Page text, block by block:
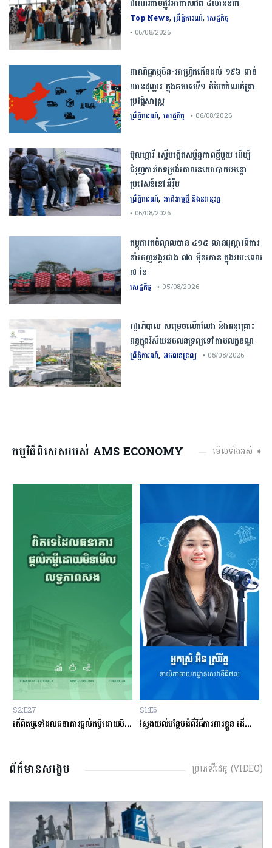
ដំណើរតាមផ្លូវអាកាសជិត ៤លាននាក់
Top News,ព្រឹត្តិការណ៍,សេដ្ឋកិច្ច
• 06/08/2026
ពាណិជ្ជកម្ម​ចិន​-​អាហ្វ្រិក​កើន​ដល់​ ​១៩៦​ ​ពាន់​
លាន​ដុល្លារ​ ក្នុង​ឆមាស​ទី​១​ ​បំបែក​កំណត់ត្រា​
ប្រវត្តិសាស្ត្រ​
ព្រឹត្តិការណ៍, សេដ្ឋកិច្ច • 06/08/2026
ប៊ុល​ហ្ការី ​ស្នើ​បង្កើត​សម្ព័ន្ធភាព​ថ្មី​មួយ ​ដើម្បី​
ជំរុញ​ការ​កែទម្រង់​គោលនយោបាយ​អន្តោ
ប្រវេសន៍​នៅអឺរ៉ុប​
ព្រឹត្តិការណ៍, អាជីវកម្មថ្មី និងនវានុវត្ត
• 06/08/2026
កម្ពុជារកចំណូលបាន ៤១៥ លានដុល្លារពីការ
នាំចេញអង្ករជាង ៧០ ម៉ឺនតោន ក្នុងរយៈពេល
៧ ខែ
សេដ្ឋកិច្ច • 05/08/2026
រដ្ឋាភិបាល សម្រេច​លើកលែង និងអនុគ្រោះ
ពន្ធក្នុងវិស័យអចលនទ្រព្យ​ទៅតាមលក្ខខណ្ឌ
ព្រឹត្តិការណ៍, អចលនទ្រព្យ • 05/08/2026
កម្មវិធីពិសេសរបស់ AMS ECONOMY មើលទាំងអស់ ➧
តើពិតឬទេដែលធនាគារផ្ដល់កម្ចីដោយមិនសិក្សាលើលទ្ធភាពសងត្រឡប់?
S1:E6
ស្វែងយល់បន្ថែមអំពីវិធីការពារខ្លួន ដើម្បីជៀសវាងពីការឆបោកតាមបច្ចេកវិទ្យាហិរញ្ញវត្ថុ!
S1:E1
តើបំណុលសុទ្ធតែអាក្រក់ទាំងអស់?
ព័ត៌មានសង្ខេប ប្រភេទវីដេអូ (VIDEO)